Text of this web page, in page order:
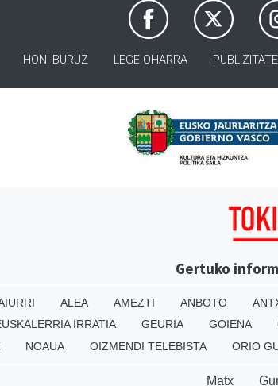
HONI BURUZ LEGE OHARRA
Gertuko
ALEA AMEZTI ANBOTO
IRRATIA GEURIA GOIENA
NOAUA OIZMENDI TELEBISTA ORIO
Matx